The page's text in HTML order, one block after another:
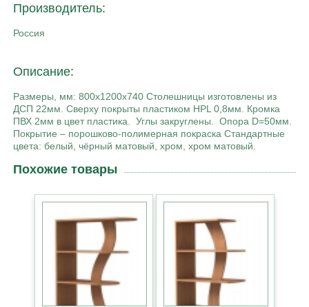
Производитель:
Россия
Описание:
Размеры, мм: 800х1200х740 Столешницы изготовлены из
ДСП 22мм. Сверху покрыты пластиком HPL 0,8мм. Кромка
ПВХ 2мм в цвет пластика. Углы закруглены. Опора D=50мм.
Покрытие – порошково-полимерная покраска Стандартные
цвета: белый, чёрный матовый, хром, хром матовый.
Похожие товары